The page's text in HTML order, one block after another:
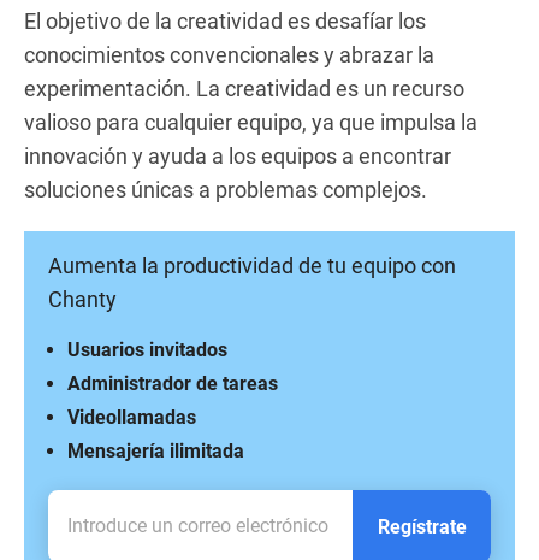
El objetivo de la creatividad es desafíar los
conocimientos convencionales y abrazar la
experimentación. La creatividad es un recurso
valioso para cualquier equipo, ya que impulsa la
innovación y ayuda a los equipos a encontrar
soluciones únicas a problemas complejos.
Aumenta la productividad de tu equipo con
Chanty
Mensajería ilimitada
Videollamadas
Administrador de tareas
Usuarios invitados
Regístrate